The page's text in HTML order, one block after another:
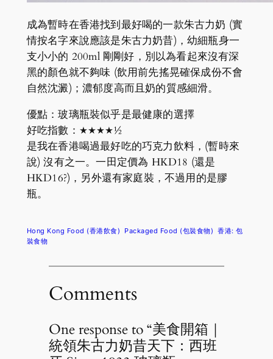
成為暫時在香港找到最好喝的一款朱古力奶 (實
情按名字來說應該是朱古力奶昔)，幼細瓶身一
支小小的 200ml 剛剛好，別以為看起來沒有深
黑的顏色就不夠味 (飲用前先搖晃確保成份不會
自然沈澱)；濃郁度高而且奶的質感細滑。
優點：玻璃瓶裝似乎是最健康的選擇
好吃指數：★★★★½
是我在香港喝過最好吃的巧克力飲料，(暫時來
說) 沒有之一。一田定價為 HKD18 (還是
HKD16?)，另外還有家庭裝，不過用的是膠
瓶。
Hong Kong Food (香港飲食) Packaged Food (包裝食物) 香港: 包
裝食物
Comments
One response to “美食開箱｜
統領朱古力奶昔天下：西班